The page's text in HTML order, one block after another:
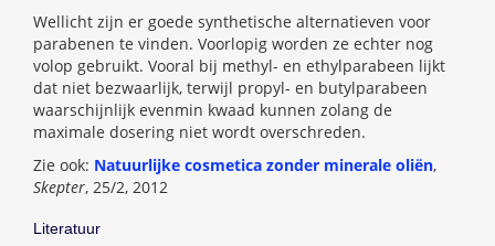
Wellicht zijn er goede synthetische alternatieven voor
parabenen te vinden. Voorlopig worden ze echter nog
volop gebruikt. Vooral bij methyl- en ethylparabeen lijkt
dat niet bezwaarlijk, terwijl propyl- en butylparabeen
waarschijnlijk evenmin kwaad kunnen zolang de
maximale dosering niet wordt overschreden.
Zie ook: Natuurlijke cosmetica zonder minerale oliën,
Skepter, 25/2, 2012
Literatuur